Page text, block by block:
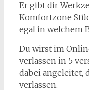
Er gibt dir
Komfortzone
egal in welchem
Du wirst im
verlassen in 5
dabei angeleitet,
verlassen.